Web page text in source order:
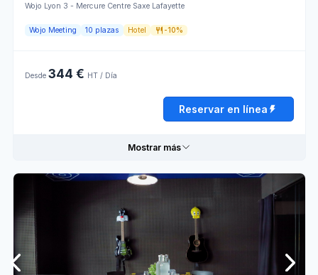
Horario de apertura
Lunes
08:00 - 13:00 13:00 - 18:00
Jueves 08:00 - 13:00 13:00 - 18:00
08:00 - 13:00 13:00 - 18:00
Sábado
Domingo
Wojo Lyon 3 - Mercure Centre Saxe Lafayette
Wojo Meeting 10 plazas Hotel -10%
Desde 344 € HT / Día
Reservar en línea
Mostrar más
Informaciones prácticas
Wi-Fi